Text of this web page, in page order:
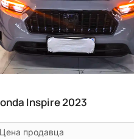
Inspire 2023
Цена продавца